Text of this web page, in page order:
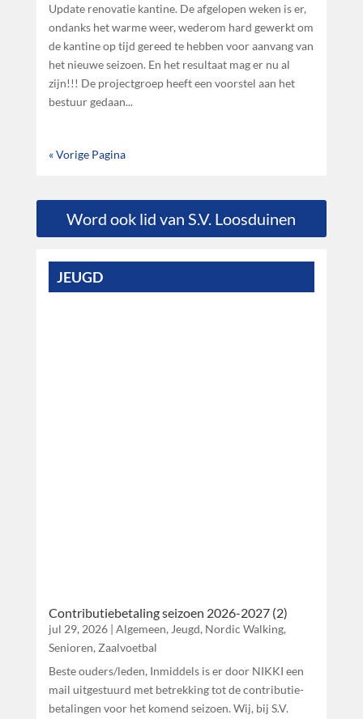
Update renovatie kantine. De afgelopen weken is er,
ondanks het warme weer, wederom hard gewerkt om
de kantine op tijd gereed te hebben voor aanvang van
het nieuwe seizoen. En het resultaat mag er nu al
zijn!!! De projectgroep heeft een voorstel aan het
bestuur gedaan...
« Vorige Pagina
Word ook lid van S.V. Loosduinen
JEUGD
Contributiebetaling seizoen 2026-2027 (2)
jul 29, 2026| Algemeen, Jeugd, Nordic Walking,
Senioren, Zaalvoetbal
Beste ouders/leden, Inmiddels is er door NIKKI een
mail uitgestuurd met betrekking tot de contributie-
betalingen voor het komend seizoen. Wij, bij S.V.